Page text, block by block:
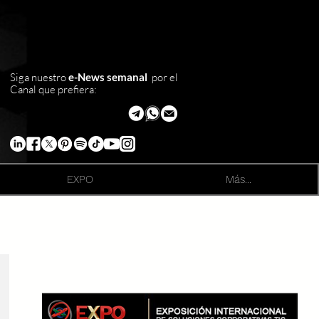
Siga nuestroe-News semanal por el
Canal que prefiera:
EXPO Más...